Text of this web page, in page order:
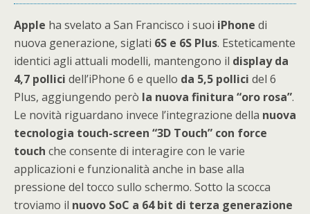
Apple ha svelato a San Francisco i suoi iPhone di
nuova generazione, siglati 6S e 6S Plus. Esteticamente
identici agli attuali modelli, mantengono il display da
4,7 pollici dell’iPhone 6 e quello da 5,5 pollici del 6
Plus, aggiungendo però la nuova finitura “oro rosa”.
Le novità riguardano invece l’integrazione della nuova
tecnologia touch-screen “3D Touch” con force
touch che consente di interagire con le varie
applicazioni e funzionalità anche in base alla
pressione del tocco sullo schermo. Sotto la scocca
troviamo il nuovo SoC a 64 bit di terza generazione